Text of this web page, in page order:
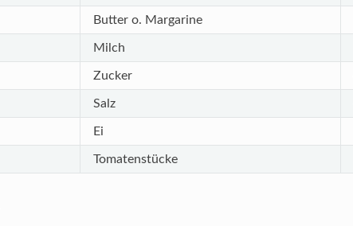
Butter o. Margarine
Milch
Zucker
Salz
Ei
Tomatenstücke